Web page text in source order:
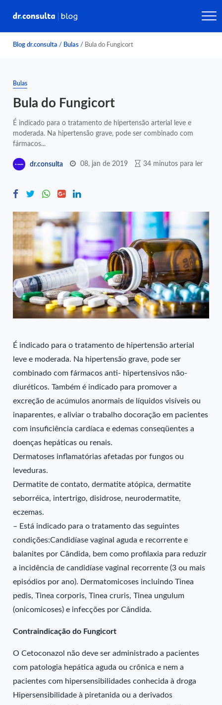
Blog dr.consulta / Bulas / Bula do Fungicort
Bulas
Bula do Fungicort
É indicado para o tratamento de hipertensão arterial leve e
moderada. Na hipertensão grave, pode ser combinado com
fármacos...
dr.consulta 08, jan de 2019 34 minutos para ler
É indicado para o tratamento de hipertensão arterial
leve e moderada. Na hipertensão grave, pode ser
combinado com fármacos anti- hipertensivos não-
diuréticos. Também é indicado para promover a
excreção de acúmulos anormais de líquidos visíveis ou
inaparentes, e aliviar o trabalho docoração em pacientes
com insuficiência cardíaca e edemas conseqüentes a
doenças hepáticas ou renais.
Dermatoses inflamatórias afetadas por fungos ou
leveduras.
Dermatite de contato, dermatite atópica, dermatite
seborréica, intertrigo, disidrose, neurodermatite,
eczemas.
– Está indicado para o tratamento das seguintes
condições:Candidíase vaginal aguda e recorrente e
balanites por Cândida, bem como profilaxia para reduzir
a incidência de candidíase vaginal recorrente (3 ou mais
episódios por ano). Dermatomicoses incluindo Tinea
pedis, Tinea corporis, Tinea cruris, Tinea ungulum
(onicomicoses) e infecções por Cândida.
Contraindicação do Fungicort
O Cetoconazol não deve ser administrado a pacientes
com patologia hepática aguda ou crônica e nem a
pacientes com hipersensibilidades conhecida à droga
Hipersensibilidade à piretanida ou a derivados